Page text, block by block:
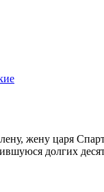
жену царя
долгих